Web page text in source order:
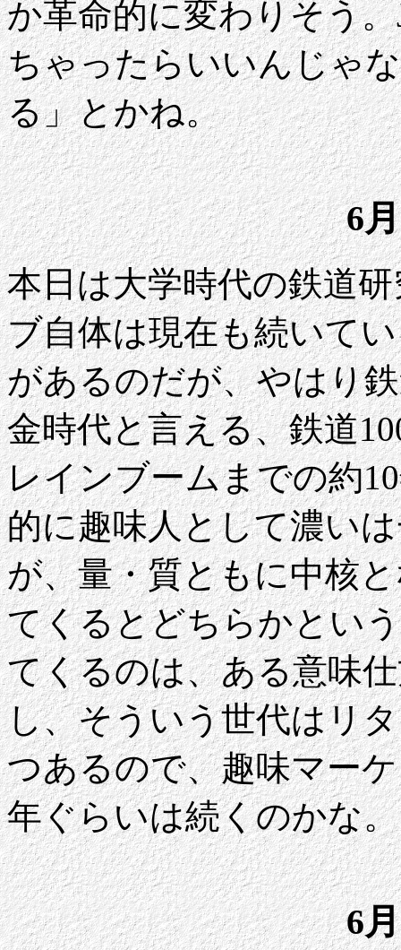
か革命的に変わりそう
ちゃったらいいんじゃ
る」とかね。
6
本日は大学時代の鉄道
ブ自体は現在も続いて
があるのだが、やはり
金時代と言える、鉄道
レインブームまでの約
的に趣味人として濃い
が、量・質ともに中核
てくるとどちらかとい
てくるのは、ある意味
し、そういう世代はリ
つあるので、趣味マー
年ぐらいは続くのかな。
6